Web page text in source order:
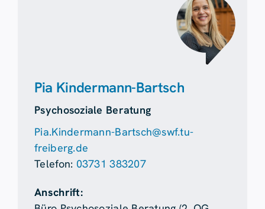
Pia Kindermann-Bartsch
Psychosoziale Beratung
Pia.Kindermann-Bartsch@swf.tu-
freiberg.de
Telefon: 03731 383207
Anschrift: